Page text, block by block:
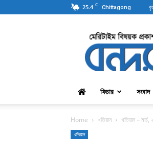
25.4 C Chittagong
ফিচার সংবাদ
Home খতিয়ান খতিয়ান –
খতিয়ান